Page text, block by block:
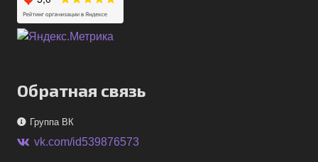
Обратная связь
Группа ВК
vk.com/id539876573